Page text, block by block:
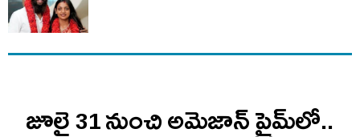
జూలై 31 నుంచి అమెజాన్ ప్రైమ్‌లో..